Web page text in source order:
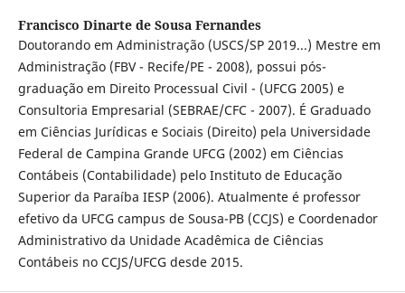
Francisco Dinarte de Sousa Fernandes
Doutorando em Administração (USCS/SP 2019...) Mestre em
Administração (FBV - Recife/PE - 2008), possui pós-
graduação em Direito Processual Civil - (UFCG 2005) e
Consultoria Empresarial (SEBRAE/CFC - 2007). É Graduado
em Ciências Jurídicas e Sociais (Direito) pela Universidade
Federal de Campina Grande UFCG (2002) em Ciências
Contábeis (Contabilidade) pelo Instituto de Educação
Superior da Paraíba IESP (2006). Atualmente é professor
efetivo da UFCG campus de Sousa-PB (CCJS) e Coordenador
Administrativo da Unidade Acadêmica de Ciências
Contábeis no CCJS/UFCG desde 2015.